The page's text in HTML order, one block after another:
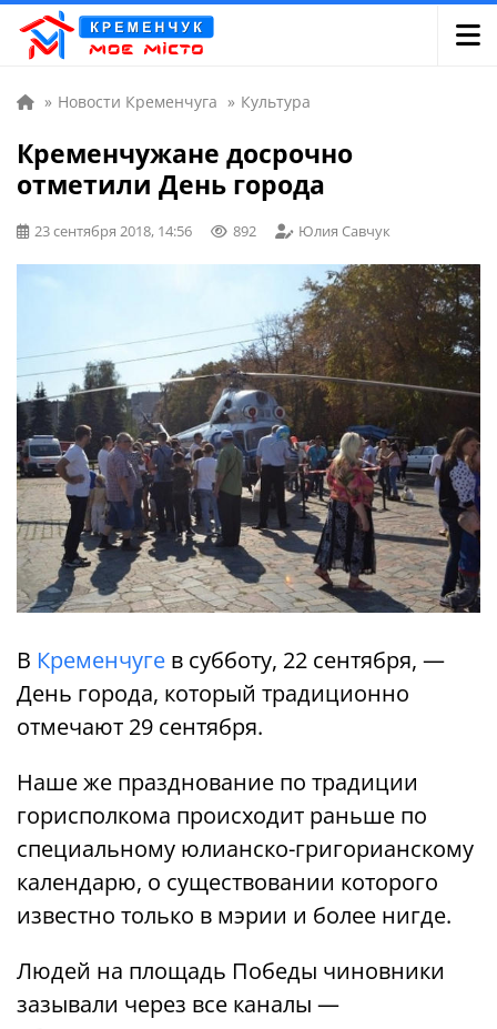
» Новости Кременчуга » Культура
Кременчужане досрочно
отметили День города
23 сентября 2018, 14:56 892 Юлия Савчук
В Кременчуге в субботу, 22 сентября, —
День города, который традиционно
отмечают 29 сентября.
Наше же празднование по традиции
горисполкома происходит раньше по
специальному юлианско-григорианскому
календарю, о существовании которого
известно только в мэрии и более нигде.
Людей на площадь Победы чиновники
зазывали через все каналы —